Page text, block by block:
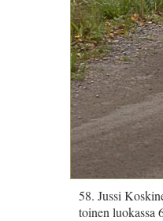
58. Jussi
toinen luokassa